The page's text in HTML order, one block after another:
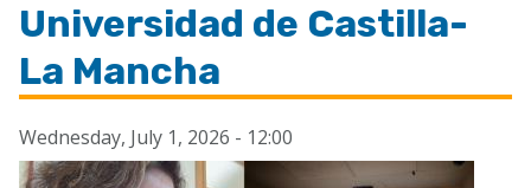
Universidad de Castilla-
La Mancha
Wednesday, July 1, 2026 - 12:00